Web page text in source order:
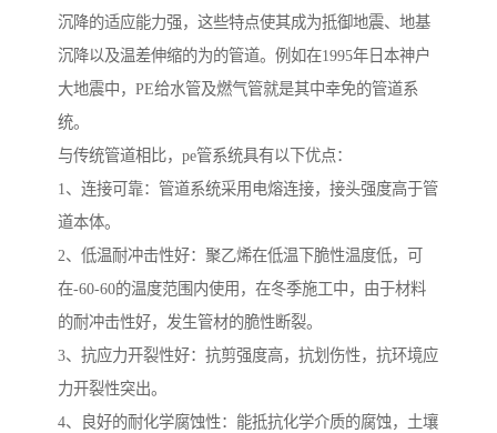
沉降的适应能力强，这些特点使其成为抵御地震、地基
沉降以及温差伸缩的为的管道。例如在1995年日本神户
大地震中，PE给水管及燃气管就是其中幸免的管道系
统。
与传统管道相比，pe管系统具有以下优点：
1、连接可靠：管道系统采用电熔连接，接头强度高于管
道本体。
2、低温耐冲击性好：聚乙烯在低温下脆性温度低，可
在-60-60的温度范围内使用，在冬季施工中，由于材料
的耐冲击性好，发生管材的脆性断裂。
3、抗应力开裂性好：抗剪强度高，抗划伤性，抗环境应
力开裂性突出。
4、良好的耐化学腐蚀性：能抵抗化学介质的腐蚀，土壤